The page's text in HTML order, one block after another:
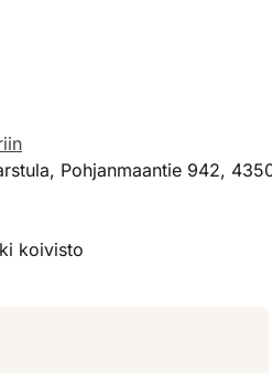
Pohjanmaantie 942,
koivisto